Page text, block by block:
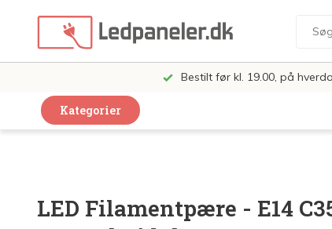
Bestilt før kl. 19.00, på
Kategorier
LED Loft og Væglamper
LED Filamentpære - E14